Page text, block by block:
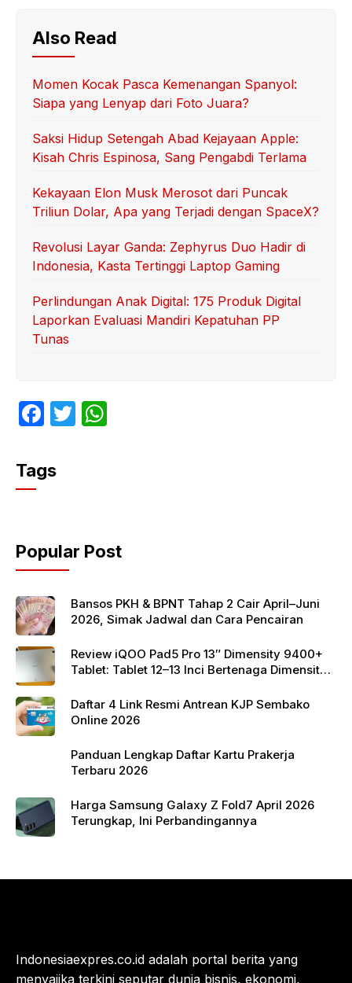
Also Read
Momen Kocak Pasca Kemenangan Spanyol:
Siapa yang Lenyap dari Foto Juara?
Saksi Hidup Setengah Abad Kejayaan Apple:
Kisah Chris Espinosa, Sang Pengabdi Terlama
Kekayaan Elon Musk Merosot dari Puncak
Triliun Dolar, Apa yang Terjadi dengan SpaceX?
Revolusi Layar Ganda: Zephyrus Duo Hadir di
Indonesia, Kasta Tertinggi Laptop Gaming
Perlindungan Anak Digital: 175 Produk Digital
Laporkan Evaluasi Mandiri Kepatuhan PP
Tunas
F
c
e
o
o
k
T
p
p
Tags
Popular Post
Bansos PKH & BPNT Tahap 2 Cair April–Juni
2026, Simak Jadwal dan Cara Pencairan
Review iQOO Pad5 Pro 13″ Dimensity 9400+
Tablet: Tablet 12–13 Inci Bertenaga Dimensity
Daftar 4 Link Resmi Antrean KJP Sembako
Online 2026
Panduan Lengkap Daftar Kartu Prakerja
Terbaru 2026
Harga Samsung Galaxy Z Fold7 April 2026
Terungkap, Ini Perbandingannya
Indonesiaexpres.co.id adalah portal berita yang
menyajika terkini seputar dunia bisnis, ekonomi,